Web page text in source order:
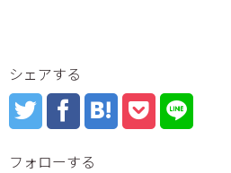
シェアする
フォローする